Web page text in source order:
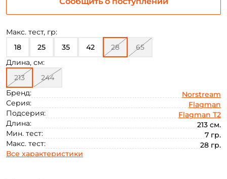
Макс. тест, гр:
18
25 35 42 28
65
Длина, см:
213
244
Бренд:
Norstream
Серия:
Flagman
Подсерия:
Flagman T2
Длина:
213 см.
Мин. тест:
7 гр.
Макс. тест:
28 гр.
Все характеристики